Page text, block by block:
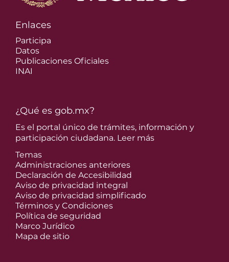
Enlaces
Participa
Datos
Publicaciones Oficiales
INAI
¿Qué es gob.mx?
Es el portal único de trámites, información y
participación ciudadana. Leer más
Temas
Administraciones anteriores
Declaración de Accesibilidad
Aviso de privacidad integral
Aviso de privacidad simplificado
Términos y Condiciones
Política de seguridad
Marco Jurídico
Mapa de sitio